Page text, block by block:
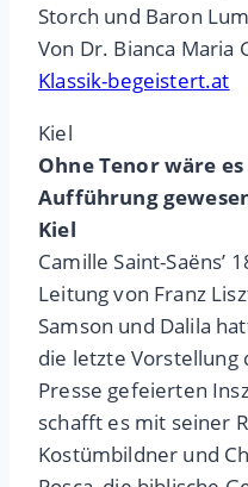
Storch und Baron
Von Dr. Bianca Maria
Klassik-begeistert.at
Kiel
Ohne Tenor wäre
Aufführung
Kiel
Camille Saint-Saëns’
Leitung von Franz
Samson und Dalila
die letzte Vorstellung
Presse gefeierten
schafft es mit seiner
Kostümbildner und